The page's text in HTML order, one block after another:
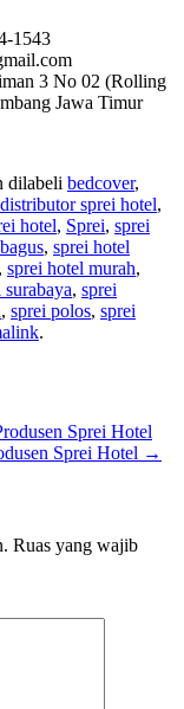
1543
3 No 02 (Rolling
Jawa Timur
dilabeli bedcover,
distributor sprei hotel,
hotel, Sprei, sprei
, sprei hotel
, sprei hotel murah,
, sprei
, sprei polos, sprei
.
Sprei Hotel
Sprei Hotel →
Ruas yang wajib